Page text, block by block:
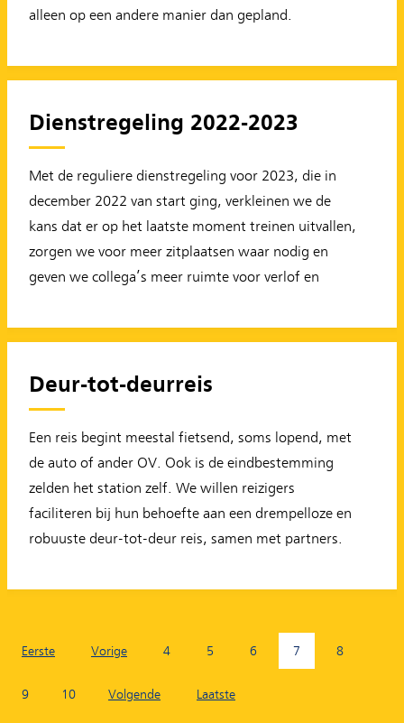
alleen op een andere manier dan gepland.
Dienstregeling 2022-2023
Met de reguliere dienstregeling voor 2023, die in
december 2022 van start ging, verkleinen we de
kans dat er op het laatste moment treinen uitvallen,
zorgen we voor meer zitplaatsen waar nodig en
geven we collega’s meer ruimte voor verlof en
Deur-tot-deurreis
Een reis begint meestal fietsend, soms lopend, met
de auto of ander OV. Ook is de eindbestemming
zelden het station zelf. We willen reizigers
faciliteren bij hun behoefte aan een drempelloze en
robuuste deur-tot-deur reis, samen met partners.
Eerste Vorige 4 5 6 7 8
9 10 Volgende Laatste